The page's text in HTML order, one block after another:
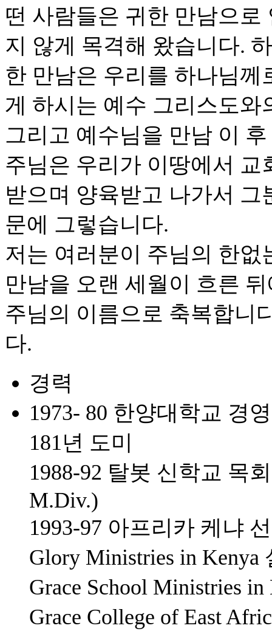
떤 사람들은 귀한 만남으
지 않게 목격해 왔습니다.
한 만남은 우리를 하나님
게 하시는 예수 그리스도와
그리고 예수님을 만남 이
주님은 우리가 이땅에서
받으며 양육받고 나가서
문에 그렇습니다.
저는 여러분이 주님의 한
만남을 오랜 세월이 흐른
주님의 이름으로 축복합니
다.
경력
1973- 80 한양대학교 경
181년 도미
1988-92 탈봇 신학교 목
M.Div.)
1993-97 아프리카 케냐
Glory Ministries in Kenya
Grace School Ministries
Grace College of East